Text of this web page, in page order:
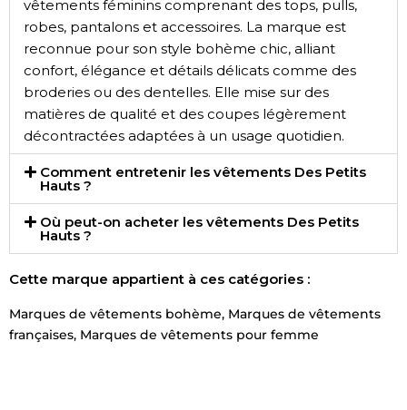
vêtements féminins comprenant des tops, pulls,
robes, pantalons et accessoires. La marque est
reconnue pour son style bohème chic, alliant
confort, élégance et détails délicats comme des
broderies ou des dentelles. Elle mise sur des
matières de qualité et des coupes légèrement
décontractées adaptées à un usage quotidien.
Comment entretenir les vêtements Des Petits
Hauts ?
Où peut-on acheter les vêtements Des Petits
Hauts ?
Cette marque appartient à ces catégories :
Marques de vêtements bohème, Marques de vêtements
françaises, Marques de vêtements pour femme